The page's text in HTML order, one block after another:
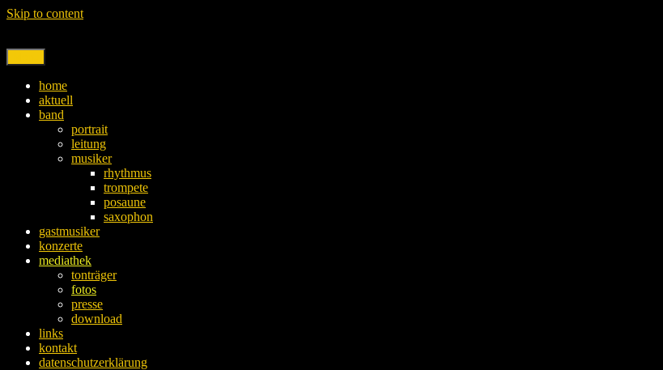
Skip to content
home
aktuell
band
portrait
leitung
musiker
rhythmus
trompete
posaune
saxophon
gastmusiker
konzerte
mediathek
tonträger
fotos
presse
download
links
kontakt
datenschutzerklärung